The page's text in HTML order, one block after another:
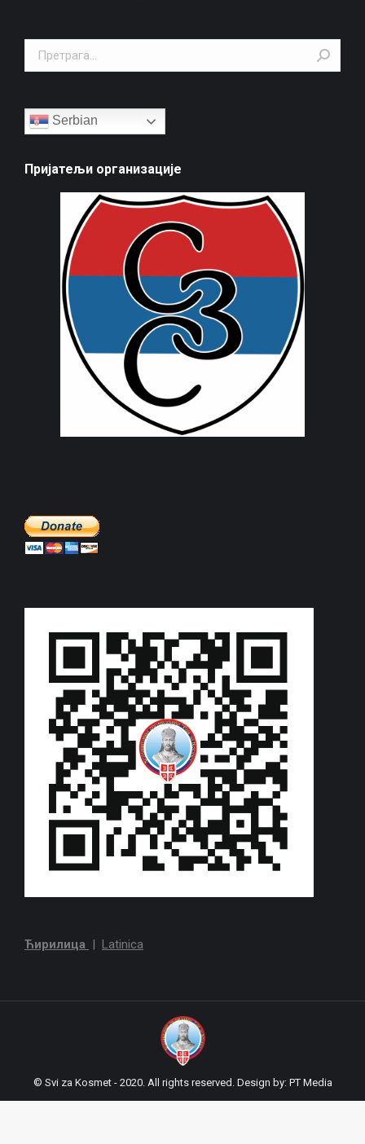
Search:
Serbian
Пријатељи организације
Ћирилица | Latinica
© Svi za Kosmet - 2020. All rights reserved. Design by: PT Media